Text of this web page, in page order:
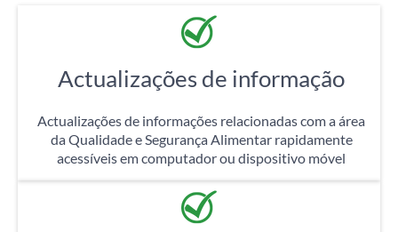
Actualizações de informação
Actualizações de informações relacionadas com a área
da Qualidade e Segurança Alimentar rapidamente
acessíveis em computador ou dispositivo móvel